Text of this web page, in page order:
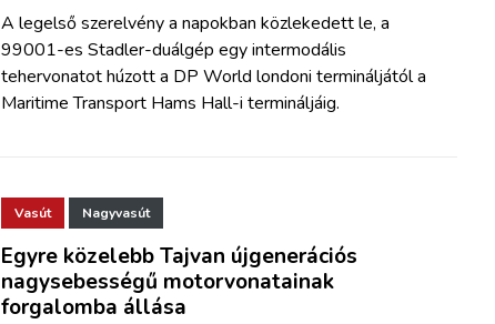
A legelső szerelvény a napokban közlekedett le, a
99001-es Stadler-duálgép egy intermodális
tehervonatot húzott a DP World londoni termináljától a
Maritime Transport Hams Hall-i termináljáig.
Vasút Nagyvasút
Egyre közelebb Tajvan újgenerációs
nagysebességű motorvonatainak
forgalomba állása